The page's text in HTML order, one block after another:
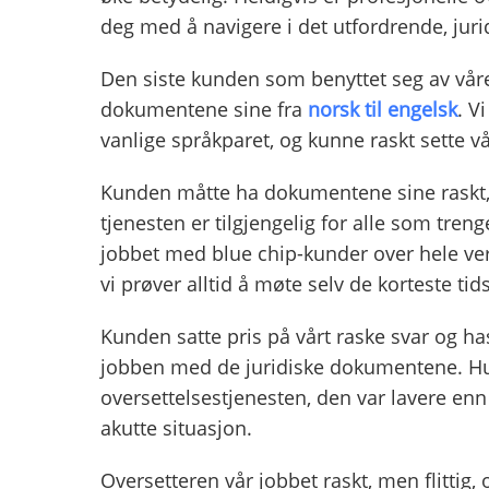
deg med å navigere i det utfordrende,
Den siste kunden som benyttet seg av
dokumentene sine fra norsk til engelsk.
vanlige språkparet, og kunne raskt sette
Kunden måtte ha dokumentene sine
tjenesten er tilgjengelig for alle som
jobbet med blue chip-kunder over hele
vi prøver alltid å møte selv de korteste
Kunden satte pris på vårt raske svar og
jobben med de juridiske dokumentene.
oversettelsestjenesten, den var lavere
akutte situasjon.
Oversetteren vår jobbet raskt, men